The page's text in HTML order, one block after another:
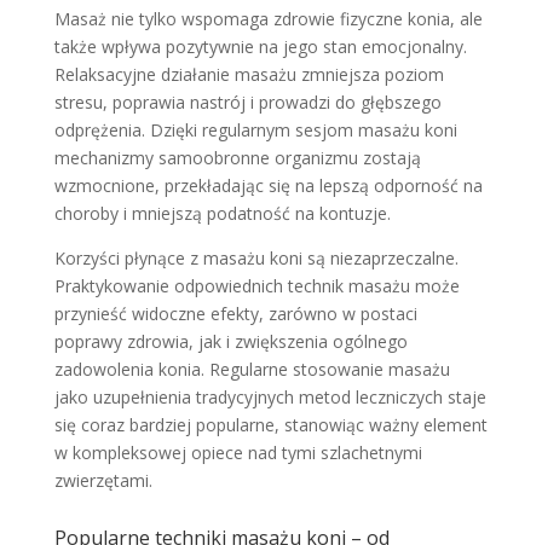
Masaż nie tylko wspomaga zdrowie fizyczne konia, ale
także wpływa pozytywnie na jego stan emocjonalny.
Relaksacyjne działanie masażu zmniejsza poziom
stresu, poprawia nastrój i prowadzi do głębszego
odprężenia. Dzięki regularnym sesjom masażu koni
mechanizmy samoobronne organizmu zostają
wzmocnione, przekładając się na lepszą odporność na
choroby i mniejszą podatność na kontuzje.
Korzyści płynące z masażu koni są niezaprzeczalne.
Praktykowanie odpowiednich technik masażu może
przynieść widoczne efekty, zarówno w postaci
poprawy zdrowia, jak i zwiększenia ogólnego
zadowolenia konia. Regularne stosowanie masażu
jako uzupełnienia tradycyjnych metod leczniczych staje
się coraz bardziej popularne, stanowiąc ważny element
w kompleksowej opiece nad tymi szlachetnymi
zwierzętami.
Popularne techniki masażu koni – od